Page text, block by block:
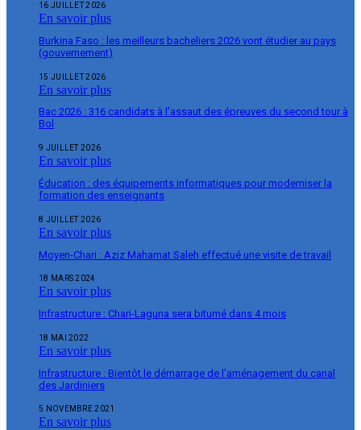
16 JUILLET 2026
En savoir plus
Burkina Faso : les meilleurs bacheliers 2026 vont étudier au pays
(gouvernement)
15 JUILLET 2026
En savoir plus
Bac 2026 : 316 candidats à l’assaut des épreuves du second tour à
Bol
9 JUILLET 2026
En savoir plus
Éducation : des équipements informatiques pour moderniser la
formation des enseignants
8 JUILLET 2026
En savoir plus
Moyen-Chari : Aziz Mahamat Saleh effectué une visite de travail
18 MARS 2024
En savoir plus
Infrastructure : Chari-Laguna sera bitumé dans 4 mois
18 MAI 2022
En savoir plus
Infrastructure : Bientôt le démarrage de l’aménagement du canal
des Jardiniers
5 NOVEMBRE 2021
En savoir plus